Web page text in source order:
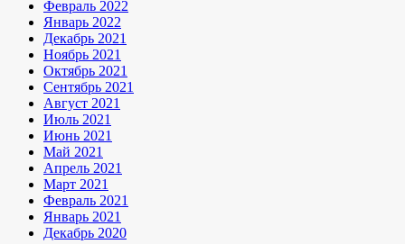
Февраль 2022
Январь 2022
Декабрь 2021
Ноябрь 2021
Октябрь 2021
Сентябрь 2021
Август 2021
Июль 2021
Июнь 2021
Май 2021
Апрель 2021
Март 2021
Февраль 2021
Январь 2021
Декабрь 2020